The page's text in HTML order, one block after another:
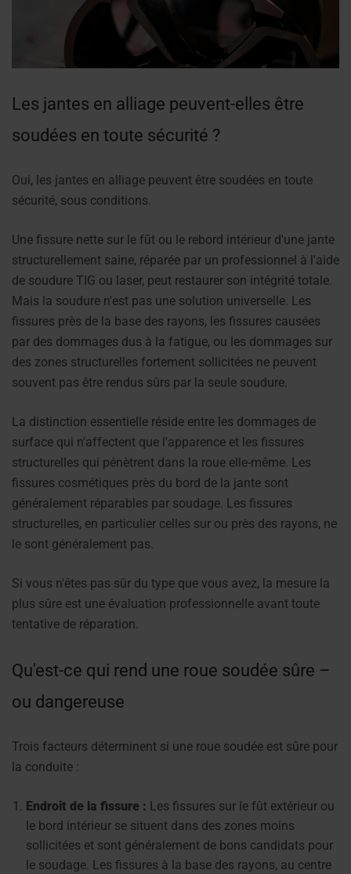
Les jantes en alliage peuvent-elles être
soudées en toute sécurité ?
Oui, les jantes en alliage peuvent être soudées en toute
sécurité, sous conditions.
Une fissure nette sur le fût ou le rebord intérieur d'une jante
structurellement saine, réparée par un professionnel à l'aide
de soudure TIG ou laser, peut restaurer son intégrité totale.
Mais la soudure n'est pas une solution universelle. Les
fissures près de la base des rayons, les fissures causées
par des dommages dus à la fatigue, ou les dommages sur
des zones structurelles fortement sollicitées ne peuvent
souvent pas être rendus sûrs par la seule soudure.
La distinction essentielle réside entre les dommages de
surface qui n'affectent que l'apparence et les fissures
structurelles qui pénètrent dans la roue elle-même. Les
fissures cosmétiques près du bord de la jante sont
généralement réparables par soudage. Les fissures
structurelles, en particulier celles sur ou près des rayons, ne
le sont généralement pas.
Si vous n'êtes pas sûr du type que vous avez, la mesure la
plus sûre est une évaluation professionnelle avant toute
tentative de réparation.
Qu'est-ce qui rend une roue soudée sûre –
ou dangereuse
Trois facteurs déterminent si une roue soudée est sûre pour
la conduite :
Endroit de la fissure : Les fissures sur le fût extérieur ou
le bord intérieur se situent dans des zones moins
sollicitées et sont généralement de bons candidats pour
le soudage. Les fissures à la base des rayons, au centre